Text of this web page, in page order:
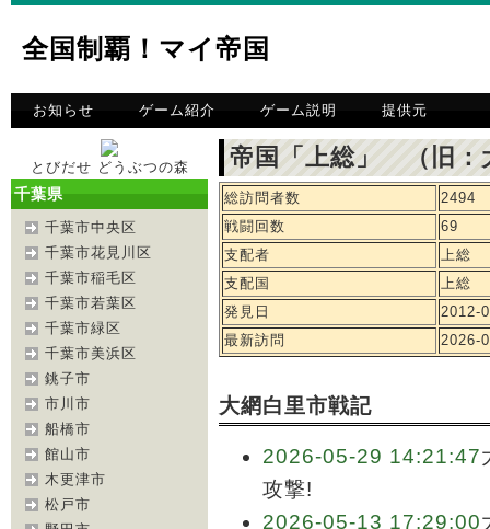
全国制覇！マイ帝国
お知らせ ゲーム紹介 ゲーム説明 提供元
とびだせ どうぶつの森
千葉県
千葉市中央区
千葉市花見川区
千葉市稲毛区
千葉市若葉区
千葉市緑区
千葉市美浜区
銚子市
市川市
船橋市
館山市
木更津市
松戸市
帝国「上総」 （旧：
総訪問者数
2494
戦闘回数
69
支配者
上総
支配国
上総
発見日
2012-
最新訪問
2026-
大網白里市戦記
2026-05-29 14:21:47
攻撃!
2026-05-13 17:29:00